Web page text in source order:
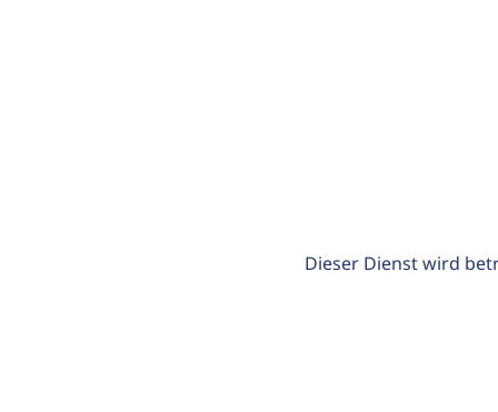
Dieser Dienst wird